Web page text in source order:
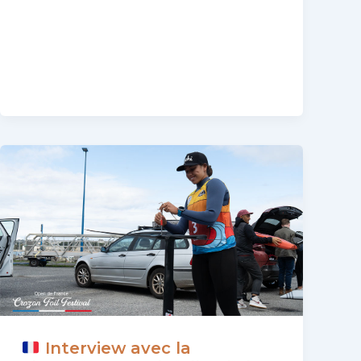
Foil
Open
Interview avec la